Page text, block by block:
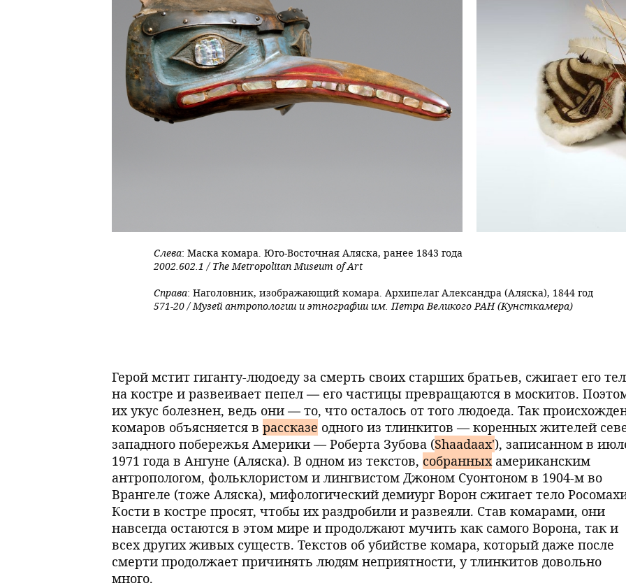
Слева: Маска комара. Юго-Восточная Аляска, ранее 1843 года
2002.602.1 / The Metropolitan Museum of Art
Справа: Наголовник, изображающий комара. Архипелаг Александра (Аляска), 1844 год
571-20 / Музей антропологии и этнографии им. Петра Великого РАН (Кунсткамера)
Герой мстит гиганту-людоеду за смерть своих старших братьев, сжигает его
на костре и развеивает пепел — его частицы превращаются в москитов.
их укус болезнен, ведь они — то, что осталось от того людоеда. Так
комаров объясняется в рассказе одного из тлинкитов — коренных жителей
западного побережья Америки — Роберта Зубова (Shaadaax'), записанном в
1971 года в Ангуне (Аляска). В одном из текстов, собранныхамериканским
антропологом, фольклористом и лингвистом Джоном Суонтоном в 1904-м во
Врангеле (тоже Аляска), мифологический демиург Ворон сжигает тело
Кости в костре просят, чтобы их раздробили и развеяли. Став комарами, они
навсегда остаются в этом мире и продолжают мучить как самого Ворона, так и
всех других живых существ. Текстов об убийстве комара, который даже после
смерти продолжает причинять людям неприятности, у тлинкитов довольно
много.